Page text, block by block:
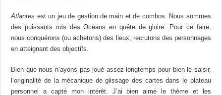
Atlantes est un jeu de gestion de main et de combos. Nous sommes
des puissants rois des Océans en quête de gloire. Pour ce faire,
nous conquérons (ou achetons) des lieux, recrutons des personnages
en atteignant des objectifs.
Bien que nous n’ayons pas joué assez longtemps pour bien le saisir,
l’originalité de la mécanique de glissage des cartes dans le plateau
personnel a capté mon intérêt. J’ai bien aimé le thème et les